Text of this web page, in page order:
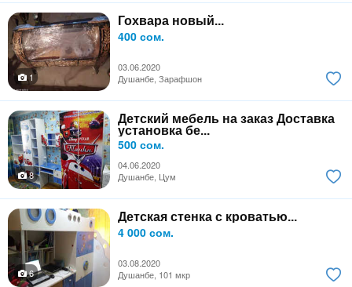
Гохвара новый...
400 сом.
03.06.2020
1
Душанбе, Зарафшон
Детский мебель на заказ Доставка
установка бе...
500 сом.
04.06.2020
8
Душанбе, Цум
Детская стенка с кроватью...
4 000 сом.
03.08.2020
6
Душанбе, 101 мкр